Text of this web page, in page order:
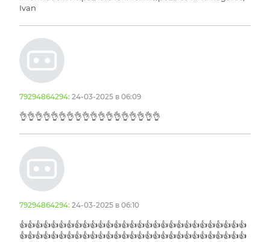
Ivan
79294864294: 24-03-2025 в 06:09
👌👌👌👌👌👌👌👌👌👌👌👌👌👌👌👌👌👌
79294864294: 24-03-2025 в 06:10
👍👍👍👍👍👍👍👍👍👍👍👍👍👍👍👍👍👍👍👍👍👍👍👍👍👍👍👍👍
👍👍👍👍👍👍👍👍👍👍👍👍👍👍👍👍👍👍👍👍👍👍👍👍👍👍👍👍👍